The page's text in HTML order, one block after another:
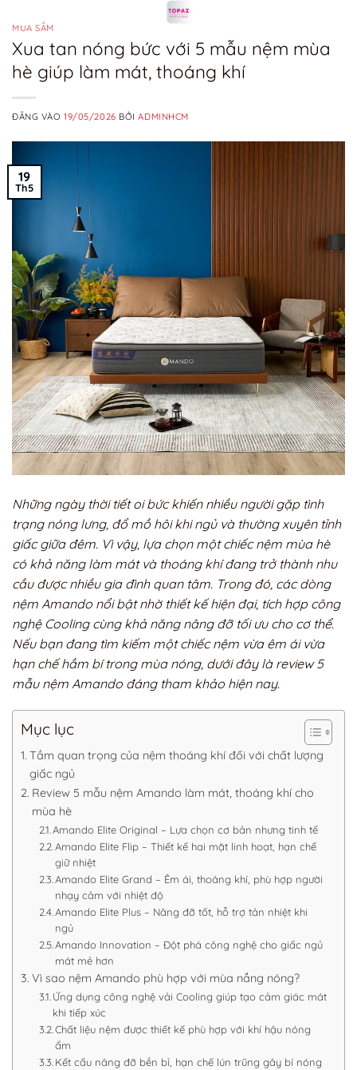
qua
nội
dung
MUA SẮM
Xua tan nóng bức với 5 mẫu nệm mùa
hè giúp làm mát, thoáng khí
ĐĂNG VÀO19/05/2026 BỞIADMINHCM
19
Th5
Những ngày thời tiết oi bức khiến nhiều người gặp tình
trạng nóng lưng, đổ mồ hôi khi ngủ và thường xuyên tỉnh
giấc giữa đêm. Vì vậy, lựa chọn một chiếc nệm mùa hè
có khả năng làm mát và thoáng khí đang trở thành nhu
cầu được nhiều gia đình quan tâm. Trong đó, các dòng
nệm Amando nổi bật nhờ thiết kế hiện đại, tích hợp công
nghệ Cooling cùng khả năng nâng đỡ tối ưu cho cơ thể.
Nếu bạn đang tìm kiếm một chiếc nệm vừa êm ái vừa
hạn chế hầm bí trong mùa nóng, dưới đây là review 5
mẫu nệm Amando đáng tham khảo hiện nay.
Mục lục
Tầm quan trọng của nệm thoáng khí đối với chất lượng
giấc ngủ
Review 5 mẫu nệm Amando làm mát, thoáng khí cho
mùa hè
Amando Elite Original – Lựa chọn cơ bản nhưng tinh tế
Amando Elite Flip – Thiết kế hai mặt linh hoạt, hạn chế
giữ nhiệt
Amando Elite Grand – Êm ái, thoáng khí, phù hợp người
nhạy cảm với nhiệt độ
Amando Elite Plus – Nâng đỡ tốt, hỗ trợ tản nhiệt khi
ngủ
Amando Innovation – Đột phá công nghệ cho giấc ngủ
mát mẻ hơn
Vì sao nệm Amando phù hợp với mùa nắng nóng?
Ứng dụng công nghệ vải Cooling giúp tạo cảm giác mát
khi tiếp xúc
Chất liệu nệm được thiết kế phù hợp với khí hậu nóng
ẩm
Kết cấu nâng đỡ bền bỉ, hạn chế lún trũng gây bí nóng